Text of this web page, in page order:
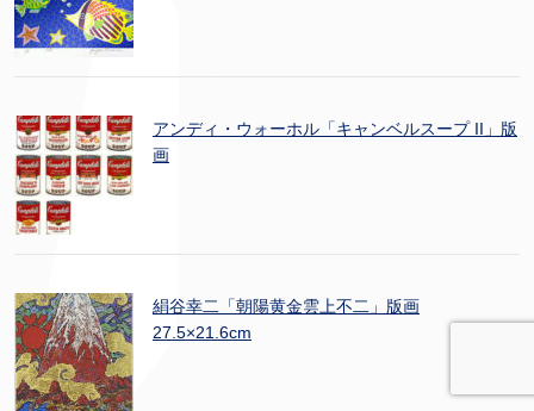
アンディ・ウォーホル「キャンベルスープ II」版
画
絹谷幸二「朝陽黄金雲上不二」版画
27.5×21.6cm